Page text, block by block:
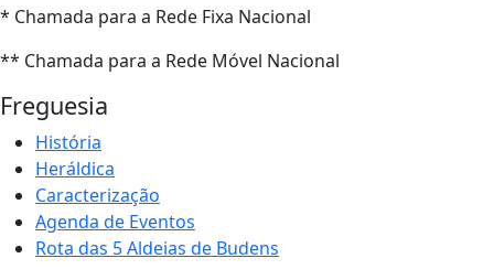
* Chamada para a Rede Fixa Nacional
** Chamada para a Rede Móvel Nacional
Freguesia
História
Heráldica
Caracterização
Agenda de Eventos
Rota das 5 Aldeias de Budens